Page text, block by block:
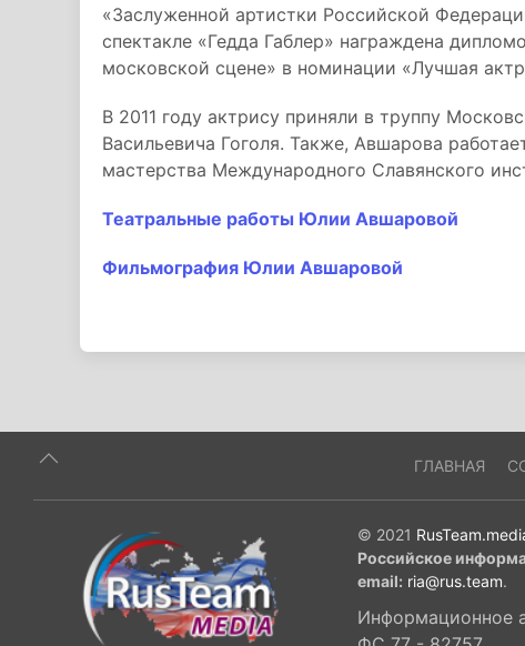
«Заслуженной артистки Российской
спектакле «Гедда Габлер» награждена
московской сцене» в номинации «Лучшая
В 2011 году актрису приняли в труппу
Васильевича Гоголя. Также, Авшарова
мастерства Международного Славянского
Театральные работы Юлии Авшаровой
Фильмография Юлии Авшаровой
ГЛАВНАЯ
© 2021
Российское
email: ria@rus.team.
Информационное